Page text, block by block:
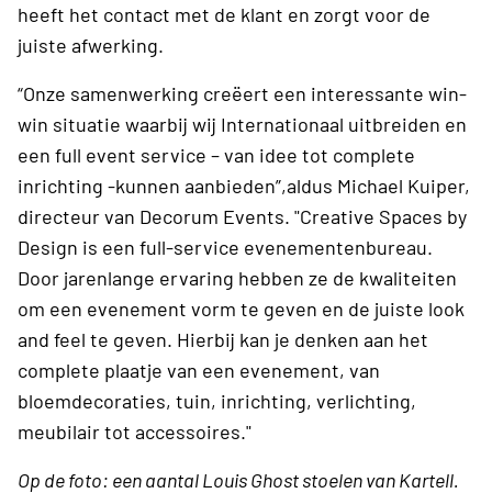
heeft het contact met de klant en zorgt voor de
juiste afwerking.
“Onze samenwerking creëert een interessante win-
win situatie waarbij wij Internationaal uitbreiden en
een full event service – van idee tot complete
inrichting -kunnen aanbieden”,aldus Michael Kuiper,
directeur van Decorum Events. "Creative Spaces by
Design is een full-service evenementenbureau.
Door jarenlange ervaring hebben ze de kwaliteiten
om een evenement vorm te geven en de juiste look
and feel te geven. Hierbij kan je denken aan het
complete plaatje van een evenement, van
bloemdecoraties, tuin, inrichting, verlichting,
meubilair tot accessoires."
Op de foto: een aantal Louis Ghost stoelen van Kartell.